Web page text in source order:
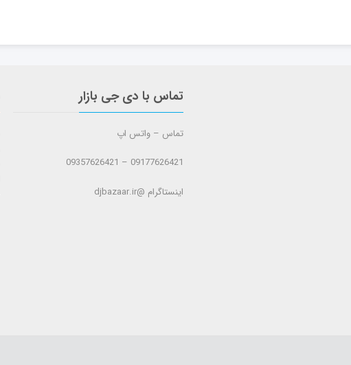
تماس با دی جی بازار
تماس – واتس اپ
09177626421 – 09357626421
اینستاگرام @djbazaar.ir